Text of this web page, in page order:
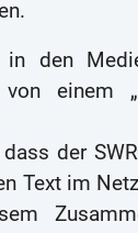
den
von einem
der
Text im